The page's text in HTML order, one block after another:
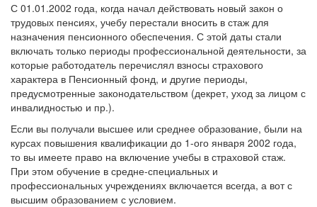
С 01.01.2002 года, когда начал действовать новый закон о
трудовых пенсиях, учебу перестали вносить в стаж для
назначения пенсионного обеспечения. С этой даты стали
включать только периоды профессиональной деятельности, за
которые работодатель перечислял взносы страхового
характера в Пенсионный фонд, и другие периоды,
предусмотренные законодательством (декрет, уход за лицом с
инвалидностью и пр.).
Если вы получали высшее или среднее образование, были на
курсах повышения квалификации до 1-ого января 2002 года,
то вы имеете право на включение учебы в страховой стаж.
При этом обучение в средне-специальных и
профессиональных учреждениях включается всегда, а вот с
высшим образованием с условием.